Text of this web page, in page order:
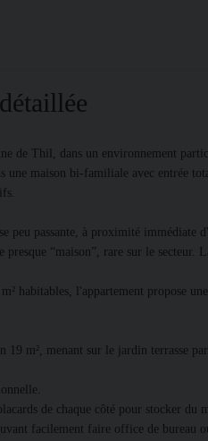
de Thil, dans un environnement
une maison bi-familiale avec entrée
peu passante, à proximité immédiate
presque “maison”, rare sur le secteur.
habitables, l'appartement propose
19 m², menant sur le jardin terrasse
de chaque côté pour stocker du
facilement faire office de bureau